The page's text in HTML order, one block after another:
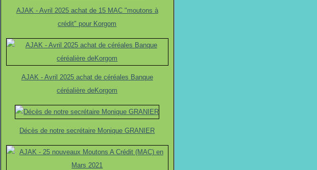
Janvier(2)
Janvier(3)
Janvier(2)
Janvier(1)
Février(2)
AJAK - Avril 2025 achat de 15 MAC "moutons à
crédit" pour Korgom
AJAK - Avril 2025 achat de céréales Banque
céréalière deKorgom
Décès de notre secrétaire Monique GRANIER